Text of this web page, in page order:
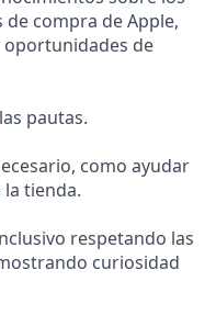
compra de Apple,
oportunidades de
pautas.
como ayudar
tienda.
respetando las
curiosidad